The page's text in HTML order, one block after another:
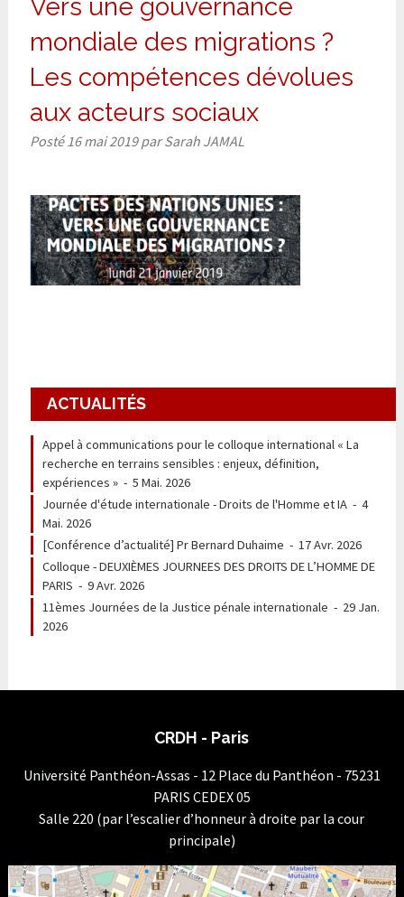
Vers une gouvernance
mondiale des migrations ?
Les compétences dévolues
aux acteurs sociaux
Posté 16 mai 2019 par Sarah JAMAL
ACTUALITÉS
Appel à communications pour le colloque international « La
recherche en terrains sensibles : enjeux, définition,
expériences »- 5 Mai. 2026
Journée d'étude internationale - Droits de l'Homme et IA- 4
Mai. 2026
[Conférence d’actualité] Pr Bernard Duhaime - 17 Avr. 2026
Colloque - DEUXIÈMES JOURNEES DES DROITS DE L’HOMME DE
PARIS - 9 Avr. 2026
11èmes Journées de la Justice pénale internationale - 29 Jan.
2026
CRDH - Paris
Université Panthéon-Assas - 12 Place du Panthéon - 75231
PARIS CEDEX 05
Salle 220 (par l’escalier d’honneur à droite par la cour
principale)